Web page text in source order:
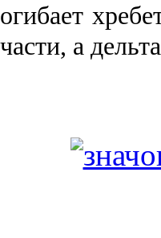
огибает
части, а